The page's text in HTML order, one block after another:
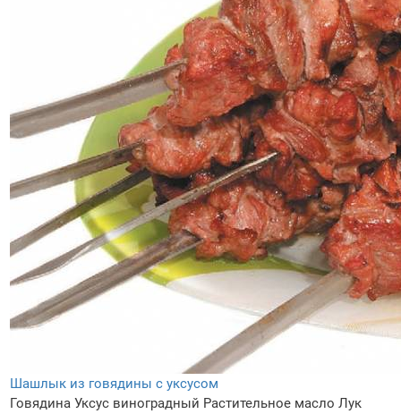
Шашлык из говядины с уксусом
Говядина Уксус виноградный Растительное масло Лук